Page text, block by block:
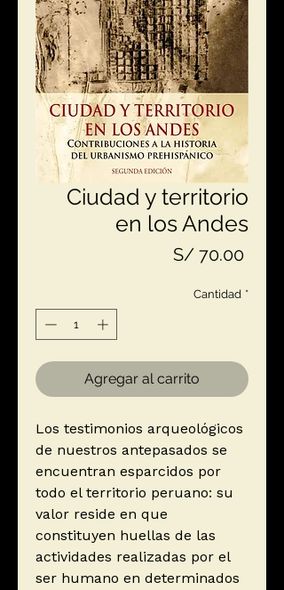
Ciudad y territorio
en los Andes
S/ 70.00Precio
Cantidad *
Agregar al carrito
Los testimonios arqueológicos
de nuestros antepasados se
encuentran esparcidos por
todo el territorio peruano: su
valor reside en que
constituyen huellas de las
actividades realizadas por el
ser humano en determinados